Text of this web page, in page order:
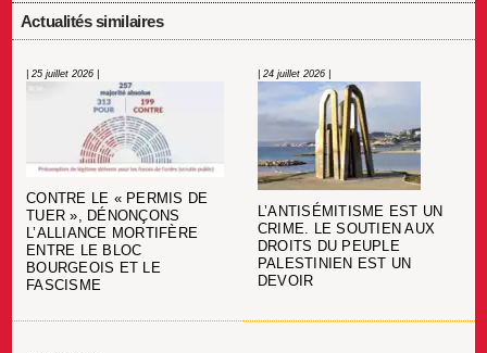
Actualités similaires
| 25 juillet 2026 |
CONTRE LE « PERMIS DE
TUER », DÉNONÇONS
L’ALLIANCE MORTIFÈRE
ENTRE LE BLOC
BOURGEOIS ET LE
FASCISME
| 24 juillet 2026 |
L’ANTISÉMITISME EST UN
CRIME. LE SOUTIEN AUX
DROITS DU PEUPLE
PALESTINIEN EST UN
DEVOIR